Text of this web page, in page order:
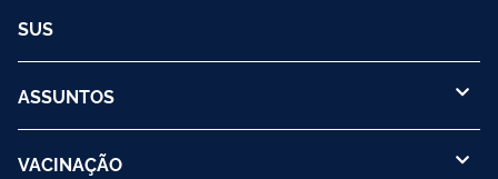
SUS
ASSUNTOS
VACINAÇÃO